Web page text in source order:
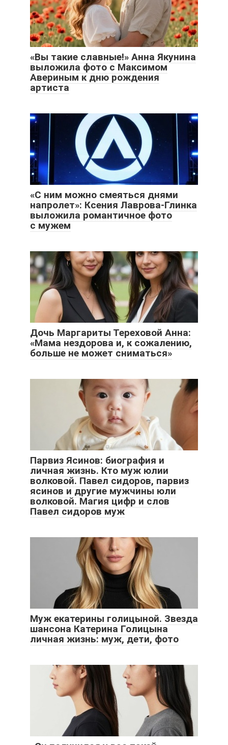
«Вы такие славные!» Анна Якунина
выложила фото с Максимом
Авериным к дню рождения
артиста
«С ним можно смеяться днями
напролет»: Ксения Лаврова-Глинка
выложила романтичное фото
с мужем
Дочь Маргариты Тереховой Анна:
«Мама нездорова и, к сожалению,
больше не может сниматься»
Парвиз Ясинов: биография и
личная жизнь. Кто муж юлии
волковой. Павел сидоров, парвиз
ясинов и другие мужчины юли
волковой. Магия цифр и слов
Павел сидоров муж
Муж екатерины голицыной. Звезда
шансона Катерина Голицына
личная жизнь: муж, дети, фото